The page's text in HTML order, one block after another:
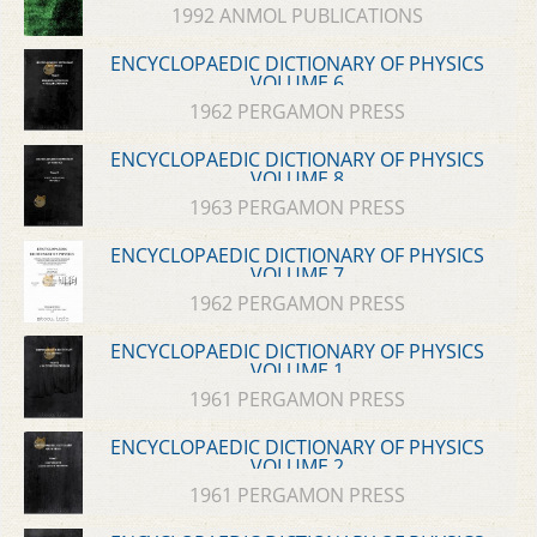
1992 ANMOL PUBLICATIONS
ENCYCLOPAEDIC DICTIONARY OF PHYSICS
VOLUME 6
1962 PERGAMON PRESS
ENCYCLOPAEDIC DICTIONARY OF PHYSICS
VOLUME 8
1963 PERGAMON PRESS
ENCYCLOPAEDIC DICTIONARY OF PHYSICS
VOLUME 7
1962 PERGAMON PRESS
ENCYCLOPAEDIC DICTIONARY OF PHYSICS
VOLUME 1
1961 PERGAMON PRESS
ENCYCLOPAEDIC DICTIONARY OF PHYSICS
VOLUME 2
1961 PERGAMON PRESS